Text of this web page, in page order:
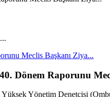
Meclis Başkanı Ziya...
Dönem Raporunu
Yönetim Denetçisi